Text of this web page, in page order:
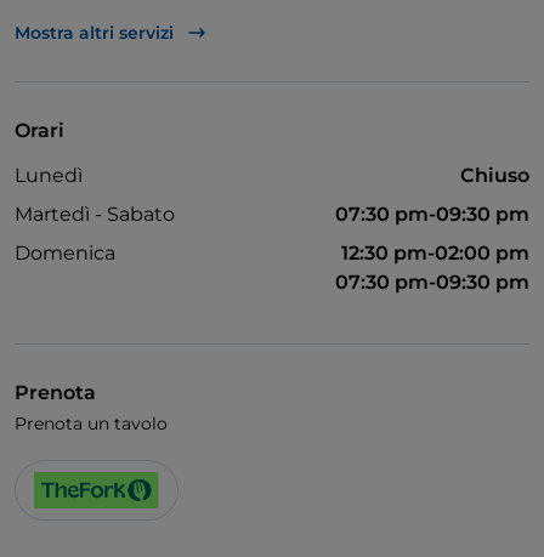
Parcheggio
Mostra altri servizi
Orari
Lunedì
Chiuso
Martedì - Sabato
07:30 pm-09:30 pm
Domenica
12:30 pm-02:00 pm
07:30 pm-09:30 pm
Prenota
Prenota un tavolo